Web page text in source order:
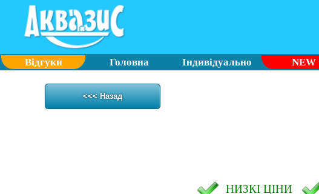
Відгуки Головна Індивідуально NEW
<<< Назад
НИЗКІ ЦІНИ